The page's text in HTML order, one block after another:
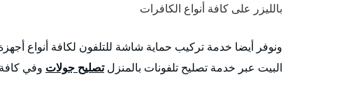
بالليزر على كافة أنواع الكافرات
ونوفر أيضا خدمة تركيب حماية شاشة للتلفون لكافة أنواع
البيت عبر خدمة تصليح تلفونات بالمنزلتصليح جولات وفي